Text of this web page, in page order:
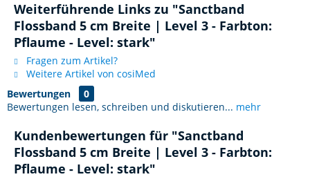
Weiterführende Links zu "Sanctband
Flossband 5 cm Breite | Level 3 - Farbton:
Pflaume - Level: stark"
Fragen zum Artikel?
Weitere Artikel von cosiMed
Bewertungen
0
Bewertungen lesen, schreiben und diskutieren... mehr
Kundenbewertungen für "Sanctband
Flossband 5 cm Breite | Level 3 - Farbton:
Pflaume - Level: stark"